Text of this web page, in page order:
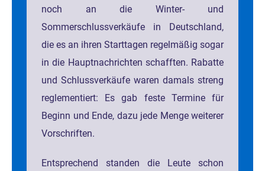
noch an die Winter- und
Sommerschlussverkäufe in Deutschland,
die es an ihren Starttagen regelmäßig sogar
in die Hauptnachrichten schafften. Rabatte
und Schlussverkäufe waren damals streng
reglementiert: Es gab feste Termine für
Beginn und Ende, dazu jede Menge weiterer
Vorschriften.
Entsprechend standen die Leute schon